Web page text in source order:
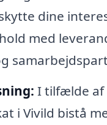
dine
med
I tilfælde af
i Vivild bistå